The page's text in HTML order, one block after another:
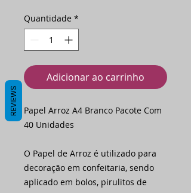
Quantidade *
Adicionar ao carrinho
Papel Arroz A4 Branco Pacote Com
40 Unidades
O Papel de Arroz é utilizado para
decoração em confeitaria, sendo
aplicado em bolos, pirulitos de
REVIEWS